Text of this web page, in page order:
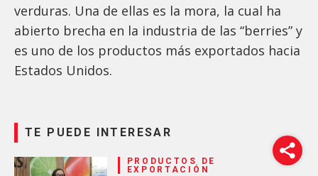
verduras. Una de ellas es la mora, la cual ha
abierto brecha en la industria de las “berries” y
es uno de los productos más exportados hacia
Estados Unidos.
TE PUEDE INTERESAR
PRODUCTOS DE
EXPORTACIÓN